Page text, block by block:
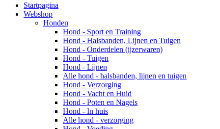
Startpagina
Webshop
Honden
Hond - Sport en Training
Hond - Halsbanden, Lijnen en Tuigen
Hond - Onderdelen (ijzerwaren)
Hond - Tuigen
Hond - Lijnen
Alle hond - halsbanden, lijnen en tuigen
Hond - Verzorging
Hond - Vacht en Huid
Hond - Poten en Nagels
Hond - In huis
Alle hond - verzorging